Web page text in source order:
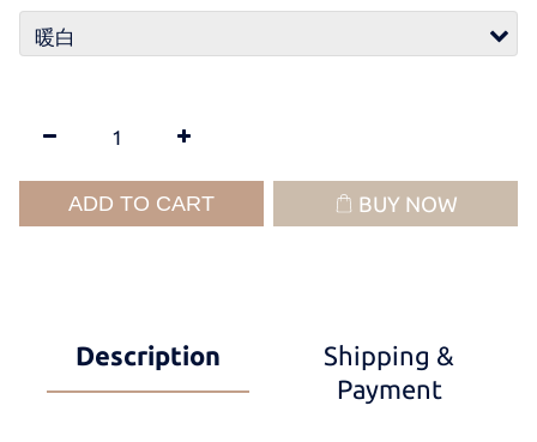
ADD TO CART BUY NOW
Description
Shipping &
Payment